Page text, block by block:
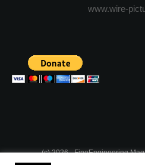
www.wire-
(c) 2026 - FineEngineering